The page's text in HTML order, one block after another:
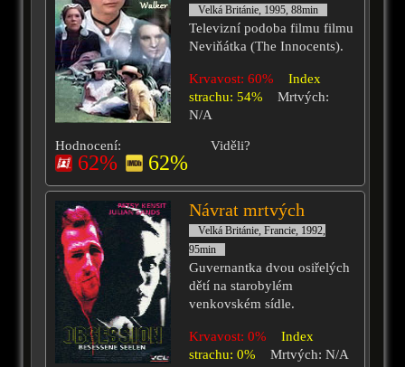
Velká Británie, 1995, 88min
Televizní podoba filmu filmu
Neviňátka (The Innocents).
Krvavost: 60%
Index
strachu: 54%
Mrtvých:
N/A
Hodnocení:
62% 62%
Viděli?
Návrat mrtvých
Velká Británie, Francie, 1992,
95min
Guvernantka dvou osiřelých
dětí na starobylém
venkovském sídle.
Krvavost: 0%
Index
strachu: 0%
Mrtvých: N/A